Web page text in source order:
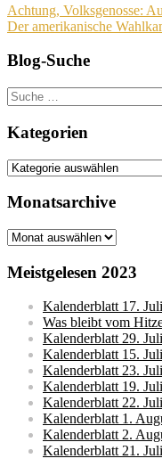
Achtung, Volksgenosse:
Der amerikanische
Blog-Suche
Suche
nach:
Kategorien
Kategorien
Monatsarchive
Monatsarchive
Meistgelesen 2023
Kalenderblatt 17.
Was bleibt vom
Kalenderblatt 29.
Kalenderblatt 15.
Kalenderblatt 23.
Kalenderblatt 19.
Kalenderblatt 22.
Kalenderblatt 1.
Kalenderblatt 2.
Kalenderblatt 21.